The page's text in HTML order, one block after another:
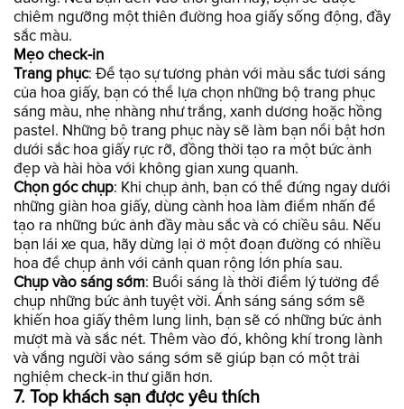
chiêm ngưỡng một thiên đường hoa giấy sống động, đầy
sắc màu.
Mẹo check-in
Trang phục: Để tạo sự tương phản với màu sắc tươi sáng
của hoa giấy, bạn có thể lựa chọn những bộ trang phục
sáng màu, nhẹ nhàng như trắng, xanh dương hoặc hồng
pastel. Những bộ trang phục này sẽ làm bạn nổi bật hơn
dưới sắc hoa giấy rực rỡ, đồng thời tạo ra một bức ảnh
đẹp và hài hòa với không gian xung quanh.
Chọn góc chụp: Khi chụp ảnh, bạn có thể đứng ngay dưới
những giàn hoa giấy, dùng cành hoa làm điểm nhấn để
tạo ra những bức ảnh đầy màu sắc và có chiều sâu. Nếu
bạn lái xe qua, hãy dừng lại ở một đoạn đường có nhiều
hoa để chụp ảnh với cảnh quan rộng lớn phía sau.
Chụp vào sáng sớm: Buổi sáng là thời điểm lý tưởng để
chụp những bức ảnh tuyệt vời. Ánh sáng sáng sớm sẽ
khiến hoa giấy thêm lung linh, bạn sẽ có những bức ảnh
mượt mà và sắc nét. Thêm vào đó, không khí trong lành
và vắng người vào sáng sớm sẽ giúp bạn có một trải
nghiệm check-in thư giãn hơn.
7. Top khách sạn được yêu thích